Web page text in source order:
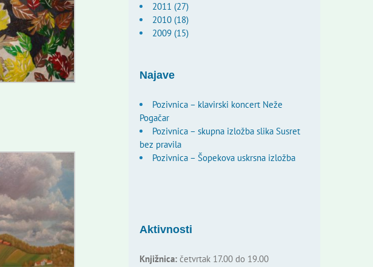
2011 (27)
2010 (18)
2009 (15)
Najave
Pozivnica – klavirski koncert Neže
Pogačar
Pozivnica – skupna izložba slika Susret
bez pravila
Pozivnica – Šopekova uskrsna izložba
Aktivnosti
Knjižnica:četvrtak 17.00 do 19.00